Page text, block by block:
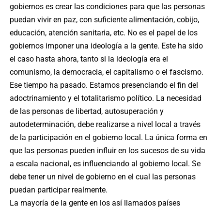
gobiernos es crear las condiciones para que las personas
puedan vivir en paz, con suficiente alimentación, cobijo,
educación, atención sanitaria, etc. No es el papel de los
gobiernos imponer una ideología a la gente. Este ha sido
el caso hasta ahora, tanto si la ideología era el
comunismo, la democracia, el capitalismo o el fascismo.
Ese tiempo ha pasado. Estamos presenciando el fin del
adoctrinamiento y el totalitarismo político. La necesidad
de las personas de libertad, autosuperación y
autodeterminación, debe realizarse a nivel local a través
de la participación en el gobierno local. La única forma en
que las personas pueden influir en los sucesos de su vida
a escala nacional, es influenciando al gobierno local. Se
debe tener un nivel de gobierno en el cual las personas
puedan participar realmente.
La mayoría de la gente en los así llamados países